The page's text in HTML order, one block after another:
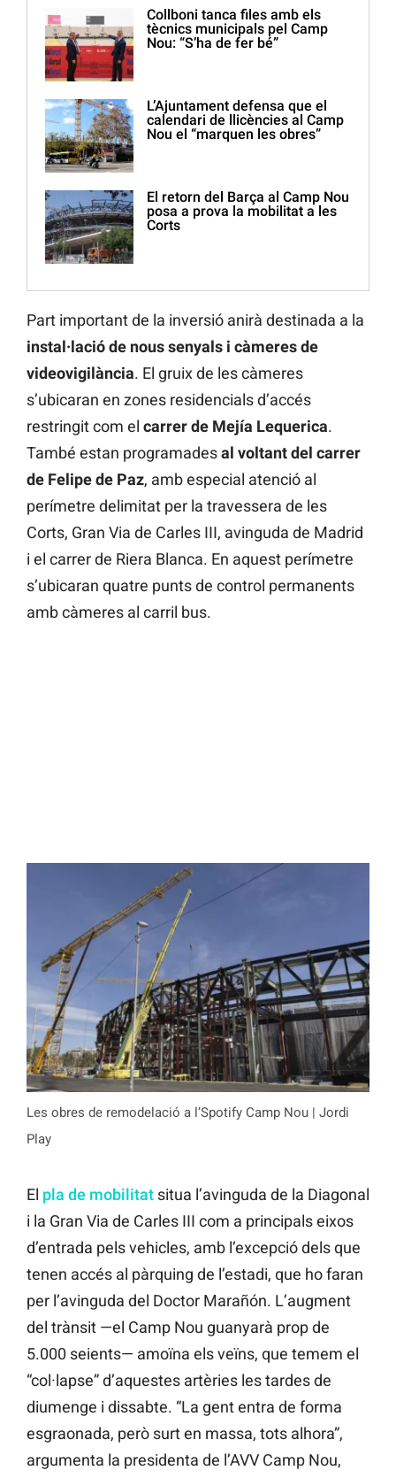
Collboni tanca files amb els
tècnics municipals pel Camp
Nou: “S’ha de fer bé”
L’Ajuntament defensa que el
calendari de llicències al Camp
Nou el “marquen les obres”
El retorn del Barça al Camp Nou
posa a prova la mobilitat a les
Corts
Part important de la inversió anirà destinada a la
instal·lació de nous senyals i càmeres de
videovigilància. El gruix de les càmeres
s’ubicaran en zones residencials d’accés
restringit com el carrer de Mejía Lequerica.
També estan programadesal voltant del carrer
de Felipe de Paz, amb especial atenció al
perímetre delimitat per la travessera de les
Corts, Gran Via de Carles III, avinguda de Madrid
i el carrer de Riera Blanca. En aquest perímetre
s’ubicaran quatre punts de control permanents
amb càmeres al carril bus.
Les obres de remodelació a l’Spotify Camp Nou | Jordi
Play
El pla de mobilitat situa l’avinguda de la Diagonal
i la Gran Via de Carles III com a principals eixos
d’entrada pels vehicles, amb l’excepció dels que
tenen accés al pàrquing de l’estadi, que ho faran
per l’avinguda del Doctor Marañón. L’augment
del trànsit —el Camp Nou guanyarà prop de
5.000 seients— amoïna els veïns, que temem el
“col·lapse” d’aquestes artèries les tardes de
diumenge i dissabte. “La gent entra de forma
esgraonada, però surt en massa, tots alhora”,
argumenta la presidenta de l’AVV Camp Nou,